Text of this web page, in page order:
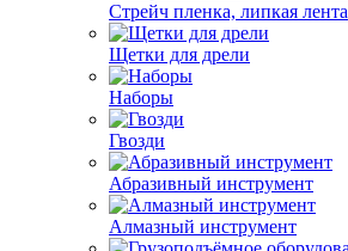
Стрейч пленка, липкая лента
Щетки для дрели
Наборы
Гвозди
Абразивный инструмент
Алмазный инструмент